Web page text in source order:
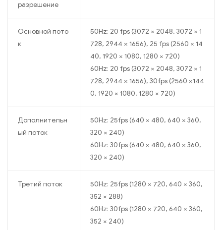
разрешение
Основной пото
к
50Hz: 20 fps (3072 × 2048, 3072 × 1
728, 2944 × 1656), 25 fps (2560 × 14
40, 1920 × 1080, 1280 × 720)
60Hz: 20 fps (3072 × 2048, 3072 × 1
728, 2944 × 1656), 30fps (2560 ×144
0, 1920 × 1080, 1280 × 720)
Дополнительн
ый поток
50Hz: 25fps (640 × 480, 640 × 360,
320 × 240)
60Hz: 30fps (640 × 480, 640 × 360,
320 × 240)
Третий поток
50Hz: 25fps (1280 × 720, 640 × 360,
352 × 288)
60Hz: 30fps (1280 × 720, 640 × 360,
352 × 240)